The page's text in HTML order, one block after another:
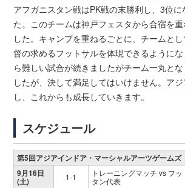
アフガニスタン戦はPK戦の末勝利し、3位に
た。このチームは神戸フェスタから合宿を
した。キャンプを重ねるごとに、チームと
督の求めるフットサルを体現できるように
ら難しい試合が続きましたがチーム一丸と
したが、決して満足してはいけません。ア
し、これからも成長していきます。
スケジュール
第5回アジアインドア・マーシャルアーツゲームズ
9月16日
(土) 1-1
トレーニングマッチ vs フ
タン代表